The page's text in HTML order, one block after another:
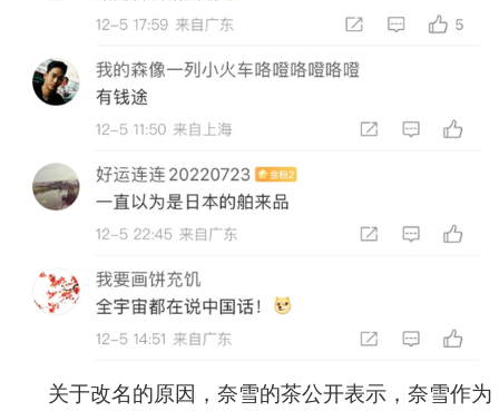
关于改名的原因，奈雪的茶公开表示，奈雪作为